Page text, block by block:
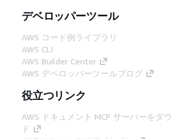
デベロッパーツール
AWS コード例ライブラリ
AWS CLI
AWS Builder Center
AWS デベロッパーツールブログ
役立つリンク
AWS ドキュメント MCP サーバーをダ
ド